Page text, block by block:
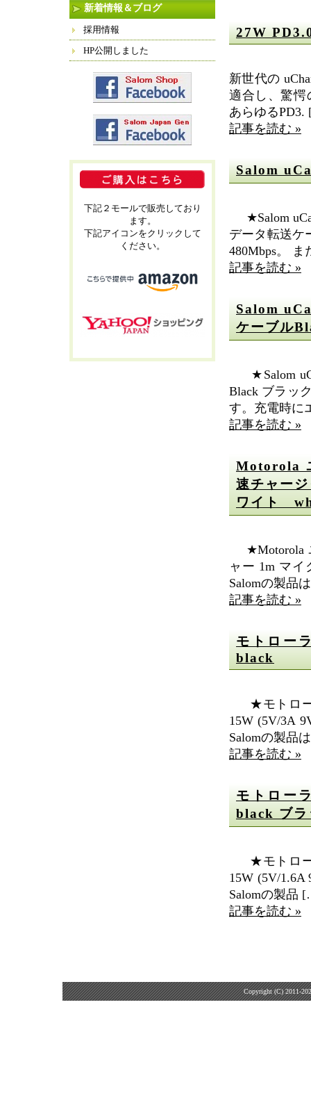
27W
新世代の
適合し、驚愕
あらゆる
記事を読む »
Salom
★Salom
データ転送ケ
480Mbps。
記事を読む »
Salom
ケーブル
★Salom
Black ブラッ
す。充電時に
記事を読む »
Motorola
速チャー
ワイト
★Motorola
ャー 1m マ
Salomの製品
記事を読む »
モトロー
black
★モトロー
15W (5V/3A
Salomの製品
記事を読む »
モトロー
black ブラ
★モトロー
15W (5V/1.6A
Salomの製品
記事を読む »
新着情報＆ブログ
採用情報
HP公開しました
下記２モールで販売しており
ます。
下記アイコンをクリックして
ください。
Copyright (C) 2011-